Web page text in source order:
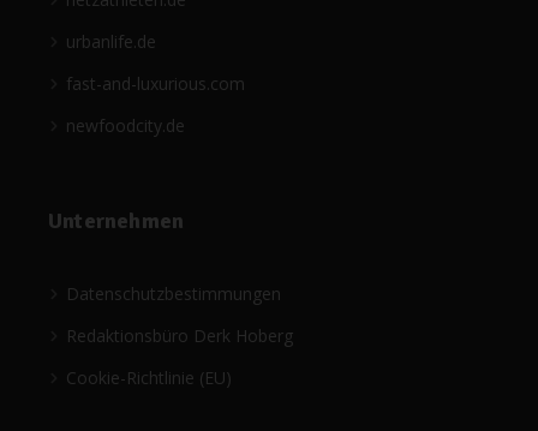
urbanlife.de
fast-and-luxurious.com
newfoodcity.de
Unternehmen
Datenschutzbestimmungen
Redaktionsbüro Derk Hoberg
Cookie-Richtlinie (EU)